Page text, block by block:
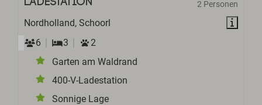
2 Personen
Nordholland, Schoorl
6
3
2
Garten am Waldrand
400-V-Ladestation
Sonnige Lage